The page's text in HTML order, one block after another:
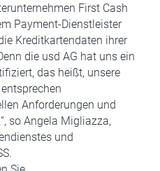
First Cash
Payment-Dienstleister
Kreditkartendaten ihrer
die usd AG hat uns ein
das heißt, unsere
Anforderungen und
so Angela Migliazza,
und